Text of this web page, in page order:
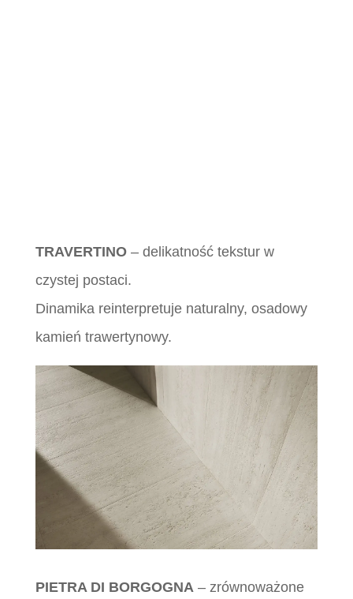
TRAVERTINO– delikatność tekstur w
czystej postaci.
Dinamika reinterpretuje naturalny, osadowy
kamień trawertynowy.
PIETRA DI BORGOGNA – zrównoważone